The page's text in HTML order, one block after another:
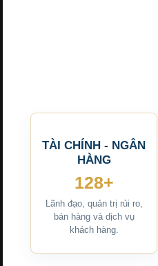
TÀI CHÍNH - NGÂN
HÀNG
128+
Lãnh đạo, quản trị rủi ro,
bán hàng và dịch vụ
khách hàng.